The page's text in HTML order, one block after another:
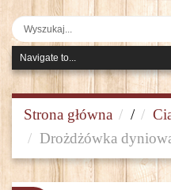
Strona główna /
Drożdżówka